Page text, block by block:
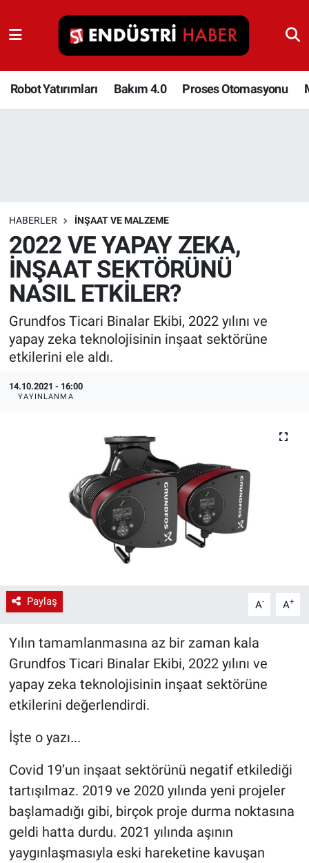
Robot Yatırımları Bakım 4.0 Proses Otomasyonu
HABERLER İNŞAAT VE MALZEME
2022 VE YAPAY ZEKA,
İNŞAAT SEKTÖRÜNÜ
NASIL ETKİLER?
Grundfos Ticari Binalar Ekibi, 2022 yılını ve
yapay zeka teknolojisinin inşaat sektörüne
etkilerini ele aldı.
14.10.2021 - 16:00
YAYINLANMA
Paylaş A- A+
Yılın tamamlanmasına az bir zaman kala
Grundfos Ticari Binalar Ekibi, 2022 yılını ve
yapay zeka teknolojisinin inşaat sektörüne
etkilerini değerlendirdi.
İşte o yazı...
Covid 19’un inşaat sektörünü negatif etkilediği
tartışılmaz. 2019 ve 2020 yılında yeni projeler
başlamadığı gibi, birçok proje durma noktasına
geldi hatta durdu. 2021 yılında aşının
yaygınlaşmasıyla eski hareketine kavuşan
Robot Yatırımları
Bakım 4.0
Depolama Çözümleri
İnşaat ve Malzeme
HaberOrtak
EndüstriST
Ağır Sanayi Çözümleri